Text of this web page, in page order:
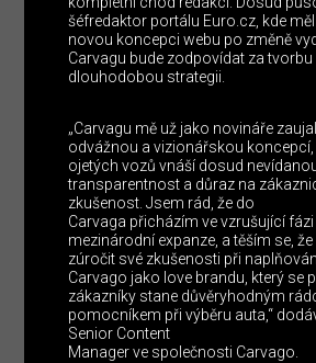
šéfredaktor portálu Euro.cz, kde
novou koncepci webu po změně
Carvagu bude zodpovídat za
dlouhodobou strategii.
„Carvagu mě už jako novináře
odvážnou a vizionářskou
ojetých vozů vnáší dosud
transparentnost a důraz na
zkušenost. Jsem rád, že do
Carvaga přicházím ve vzrušující
mezinárodní expanze, a těším se,
zúročit své zkušenosti při
Carvago jako love brandu, který se
zákazníky stane důvěryhodným
pomocníkem při výběru auta,“
Senior Content
Manager ve společnosti Carvago.